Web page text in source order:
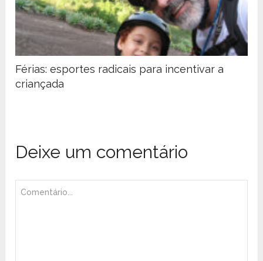
Férias: esportes radicais para incentivar a
criançada
Deixe um comentário